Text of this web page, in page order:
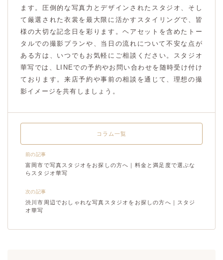
ます。圧倒的な写真力とデザインされたスタジオ、そし
て厳選された衣裳を最大限に活かすスタイリングで、皆
様の大切な記念日を彩ります。ヘアセットを含めたトー
タルでの撮影プランや、当日の流れについて不安な点が
ある方は、いつでもお気軽にご相談ください。スタジオ
華写では、LINEでの予約やお問い合わせを随時受け付け
ております。来店予約や事前の相談を通じて、理想の撮
影イメージを共有しましょう。
前の記事
富岡市で写真スタジオをお探しの方へ｜料金と満足度で選ぶな
らスタジオ華写
コラム一覧
次の記事
渋川市周辺でおしゃれな写真スタジオをお探しの方へ｜スタジ
オ華写